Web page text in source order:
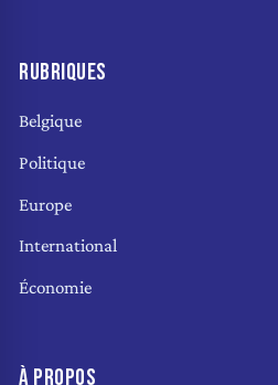
RUBRIQUES
Belgique
Politique
Europe
International
Économie
À PROPOS